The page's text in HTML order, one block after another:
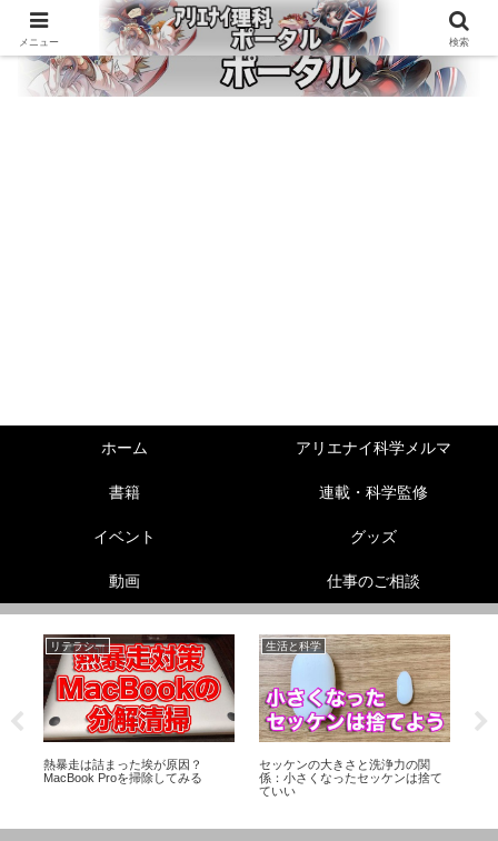
ホーム アリエナイ科学メルマ
書籍 連載・科学監修
イベント グッズ
動画 仕事のご相談
リテラシー
熱暴走は詰まった埃が原因？
MacBook Proを掃除してみる
生活と科学
セッケンの大きさと洗浄力の関
係：小さくなったセッケンは捨て
ていい
メニュー 検索